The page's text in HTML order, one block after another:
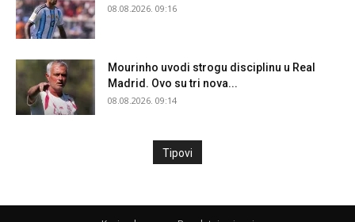
08.08.2026. 09:16
Mourinho uvodi strogu disciplinu u Real
Madrid. Ovo su tri nova...
08.08.2026. 09:14
Tipovi